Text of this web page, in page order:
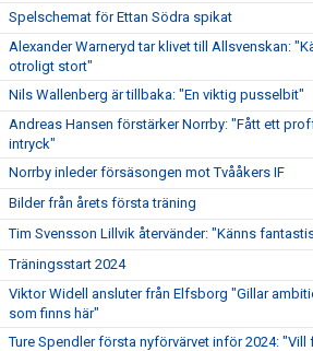
Spelschemat för Ettan Södra spikat
Alexander Warneryd tar klivet till Allsvenskan:
otroligt stort"
Nils Wallenberg är tillbaka: "En viktig pusselbit"
Andreas Hansen förstärker Norrby: "Fått ett
intryck"
Norrby inleder försäsongen mot Tvååkers IF
Bilder från årets första träning
Tim Svensson Lillvik återvänder: "Känns
Träningsstart 2024
Viktor Widell ansluter från Elfsborg "Gillar
som finns här"
Ture Spendler första nyförvärvet inför 2024: "Vill